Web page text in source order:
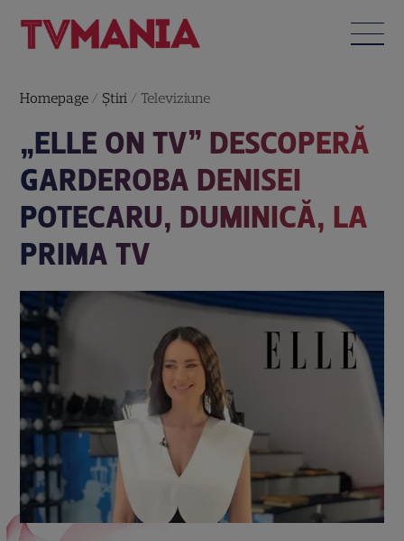
Homepage / Știri / Televiziune
„ELLE ON TV” DESCOPERĂ
GARDEROBA DENISEI
POTECARU, DUMINICĂ, LA
PRIMA TV